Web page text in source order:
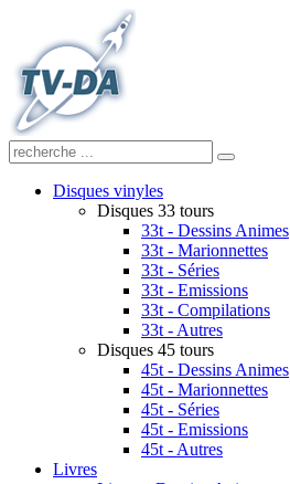
Disques vinyles
Disques 33 tours
33t - Dessins Animes
33t - Marionnettes
33t - Séries
33t - Emissions
33t - Compilations
33t - Autres
Disques 45 tours
45t - Dessins Animes
45t - Marionnettes
45t - Séries
45t - Emissions
45t - Autres
Livres